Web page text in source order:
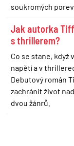
soukromých
Jak autorka
s thrillerem?
Co se stane, když
napětí a v
Debutový román
zachránit život
dvou žánrů.